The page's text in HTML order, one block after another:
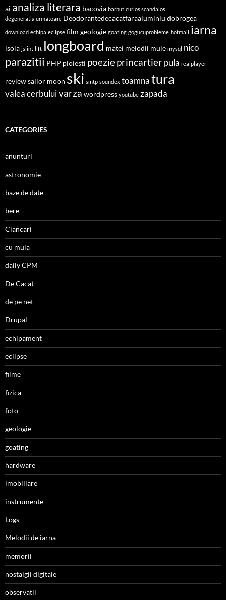
ai analiza literara bacovia barbut curios scandalos
degeneratia urmatoare Deodorantedecacatfaraaluminiu dobrogea
download echipa eclipse film geologie goating gogucuprobleme hotmail iarna
isola jslint lift longboard matei melodii muie mysql nico
parazitii PHP ploiesti poezieprincartierpula realplayer
reviewsailor moon ski smtp soundex toamnatura
valea cerbuluivarza wordpress youtube zapada
CATEGORIES
anunturi
astronomie
baze de date
bere
Clancari
cu muia
daily CPM
De Cacat
de pe net
Drupal
echipament
eclipse
filme
fizica
foto
geologie
goating
hardware
imobiliare
instrumente
Logs
Melodii de iarna
memorii
nostalgii digitale
observatii